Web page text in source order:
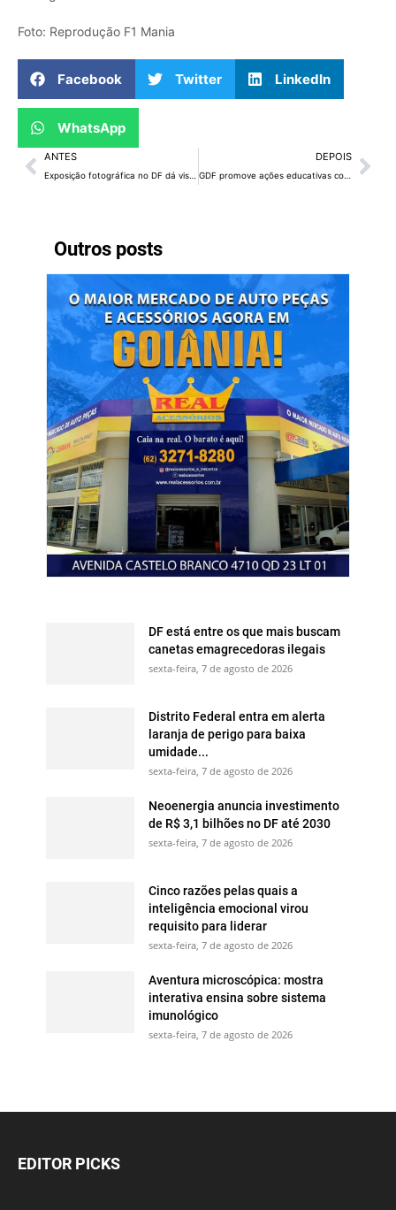
Outros posts
DF está entre os que mais buscam
canetas emagrecedoras ilegais
sexta-feira, 7 de agosto de 2026
Distrito Federal entra em alerta
laranja de perigo para baixa
umidade...
sexta-feira, 7 de agosto de 2026
Neoenergia anuncia investimento
de R$ 3,1 bilhões no DF até 2030
sexta-feira, 7 de agosto de 2026
Cinco razões pelas quais a
inteligência emocional virou
requisito para liderar
sexta-feira, 7 de agosto de 2026
Aventura microscópica: mostra
interativa ensina sobre sistema
imunológico
sexta-feira, 7 de agosto de 2026
Foto: Reprodução F1 Mania
Facebook Twitter LinkedIn
WhatsApp
ANTES DEPOIS
GDF promove ações educativas contra o tráfico de pessoas
EDITOR PICKS